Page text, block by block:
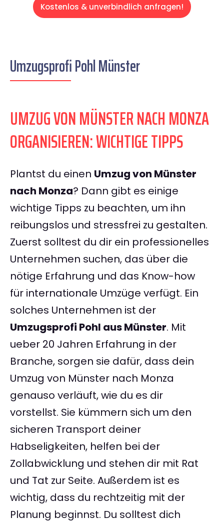
Kostenlos & unverbindlich anfragen!
Umzugsprofi Pohl Münster
UMZUG VON MÜNSTER NACH MONZA
ORGANISIEREN: WICHTIGE TIPPS
Plantst du einen Umzug von Münster
nach Monza? Dann gibt es einige
wichtige Tipps zu beachten, um ihn
reibungslos und stressfrei zu gestalten.
Zuerst solltest du dir ein professionelles
Unternehmen suchen, das über die
nötige Erfahrung und das Know-how
für internationale Umzüge verfügt. Ein
solches Unternehmen ist der
Umzugsprofi Pohl aus Münster. Mit
ueber 20 Jahren Erfahrung in der
Branche, sorgen sie dafür, dass dein
Umzug von Münster nach Monza
genauso verläuft, wie du es dir
vorstellst. Sie kümmern sich um den
sicheren Transport deiner
Habseligkeiten, helfen bei der
Zollabwicklung und stehen dir mit Rat
und Tat zur Seite. Außerdem ist es
wichtig, dass du rechtzeitig mit der
Planung beginnst. Du solltest dich